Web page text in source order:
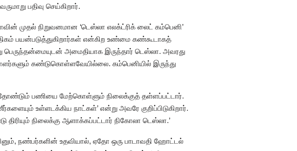
பதிவு செய்கிறார்.
முதல் நிறுவனமான ‘டெஸ்லா எலக்ட்ரிக் லைட் கம்பெனி’
பயன்படுத்துகிறார்கள் என்கிற உண்மை கண்கூடாகத்
பெருந்தன்மையுடன் அமைதியாக இருந்தார் டெஸ்லா. அவரது
கண்டுகொள்ளவேயில்லை. கம்பெனியில் இருந்து
பணியை மேற்கொள்ளும் நிலைக்குத் தள்ளப்பட்டார்.
உள்ளடக்கிய நாட்கள்’ என்று அவரே குறிப்பிடுகிறார்.
திரியும் நிலைக்கு ஆளாக்கப்பட்டார் நிகோலா டெஸ்லா.’
நண்பர்களின் உதவியால், ஏதோ ஒரு பாடாவதி ஹோட்டல்